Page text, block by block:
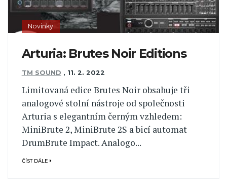
Novinky
Arturia: Brutes Noir Editions
TM SOUND , 11. 2. 2022
Limitovaná edice Brutes Noir obsahuje tři
analogové stolní nástroje od společnosti
Arturia s elegantním černým vzhledem:
MiniBrute 2, MiniBrute 2S a bicí automat
DrumBrute Impact. Analogo...
ČÍST DÁLE